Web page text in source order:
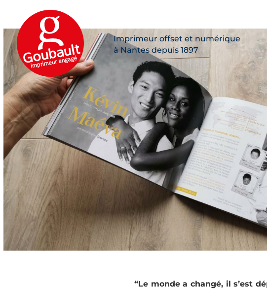
“Le monde a changé, il s’est